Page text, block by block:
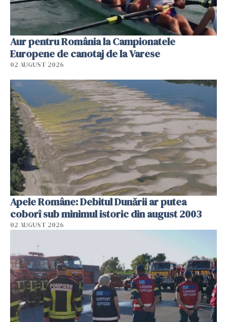
Aur pentru România la Campionatele
Europene de canotaj de la Varese
02 AUGUST 2026
Apele Române: Debitul Dunării ar putea
coborî sub minimul istoric din august 2003
02 AUGUST 2026